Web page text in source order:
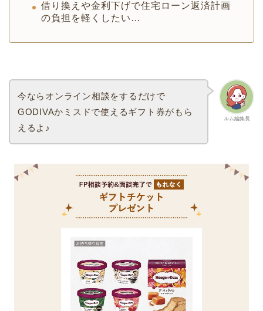
借り換えや金利下げで住宅ローン返済計画
の負担を軽くしたい…
ルム編集長
今ならオンライン相談をするだけで
GODIVAかミスドで使えるギフト券がもら
えるよ♪